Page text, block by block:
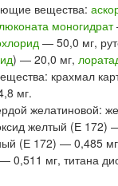
вещества:
моногидрат
— 50,0 мг,
) — 20,0 мг,
крахмал
мг.
желатиновой:
желтый (Е 172)
(Е 172) — 0,485
0,511 мг, титана